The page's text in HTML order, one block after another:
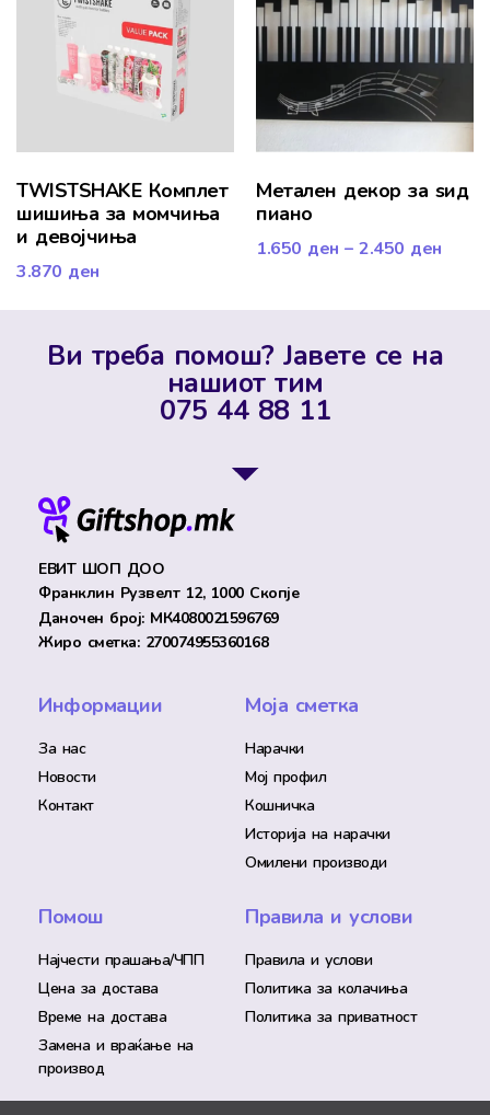
TWISTSHAKE Комплет
шишиња за момчиња
и девојчиња
3.870 ден
Метален декор за ѕид
пиано
1.650 ден – 2.450 ден
Ви треба помош? Јавете се на
нашиот тим
075 44 88 11
ЕВИТ ШОП ДОО
Франклин Рузвелт 12, 1000 Скопје
Даночен број: МК4080021596769
Жиро сметка: 270074955360168
Информации
За нас
Новости
Контакт
Моја сметка
Нарачки
Мој профил
Кошничка
Историја на нарачки
Омилени производи
Помош
Најчести прашања/ЧПП
Цена за достава
Време на достава
Замена и враќање на
производ
Правила и услови
Правила и услови
Политика за колачиња
Политика за приватност